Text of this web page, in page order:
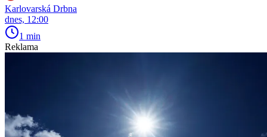
Karlovarská Drbna
dnes, 12:00
1 min
Reklama